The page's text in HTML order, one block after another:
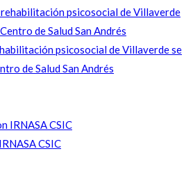
psicosocial de Villaverde se
de Salud San Andrés
CSIC